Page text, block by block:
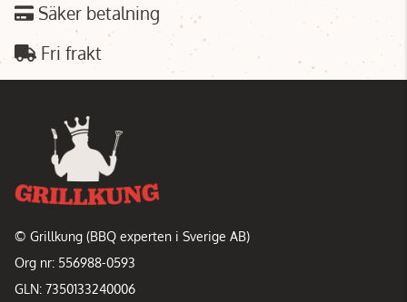
Säker betalning
Fri frakt
© Grillkung (BBQ experten i Sverige AB)
Org nr: 556988-0593
GLN: 7350133240006